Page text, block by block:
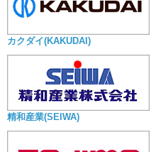
カクダイ(KAKUDAI)
精和産業(SEIWA)